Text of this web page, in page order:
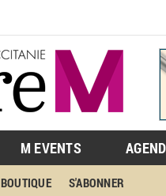
M EVENTS
BOUTIQUE S'ABONNER